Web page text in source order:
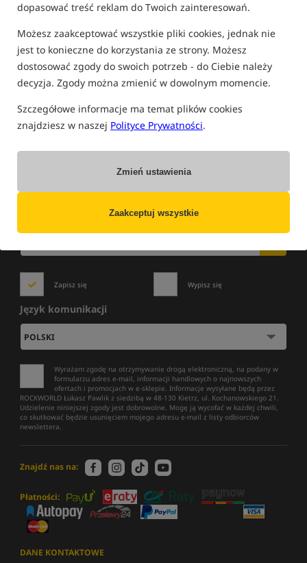
dopasować treść reklam do Twoich zainteresowań.
Możesz zaakceptować wszystkie pliki cookies, jednak nie
jest to konieczne do korzystania ze strony. Możesz
dostosować zgody do swoich potrzeb - do Ciebie należy
decyzja. Zgody można zmienić w dowolnym momencie.
Szczegółowe informacje ma temat plików cookies
znajdziesz w naszej Polityce Prywatności.
Zmień ustawienia
Zaakceptuj wszystkie
FILTRUJ
PASTY
Brak towarów tego producenta w tej kategorii
NOWOŚCI»WYPRZEDAŻE»PROMOCJE
Zapisz się do newslettera i bądź na bieżącoz najlepszymi okazjami!
Zapisz się Wypisz się
Język komunikacji
Wyrażam zgodę na otrzymywanie drogą elektroniczną, na podany w
formularzu adres e-mail, informacji handlowych o najnowszych
ofertach i promocjach w e-sklepie. Informacje wysyłane będą przez
ROCKWORLD Łukasz Pawlik z siedzibą w 48-130 Kietrz, ul. Kochanowskiego 21.
Udzielenie niniejszej zgody jest dobrowolne. Mogę ją wycofać w każdej chwili,
co skutkować będzie usunięciem mojego adresu e-mail z listy odbiorców
newslettera.
Znajdź nas na:
Płatności:
DANE KONTAKTOWE